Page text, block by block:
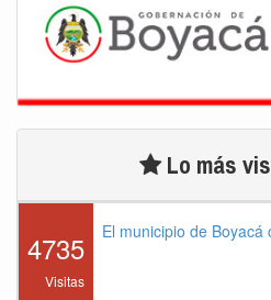
Lo más
4735
Visitas
El municipio de